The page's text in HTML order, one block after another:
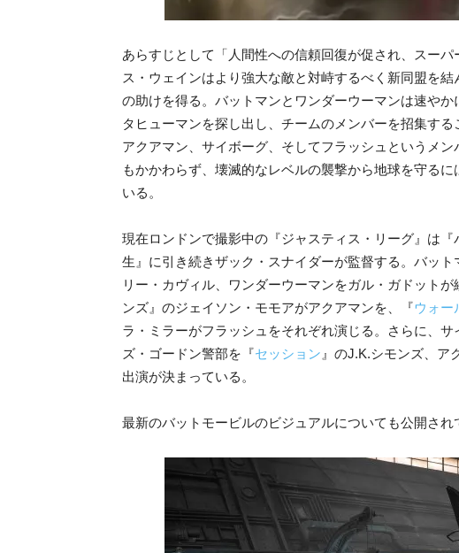
あらすじとして「人間性への信頼回復が促され、スー
ス・ウェインはより強大な敵と対峙するべく新同盟を
の助けを得る。バットマンとワンダーウーマンは速や
タヒューマンを探し出し、チームのメンバーを招集す
アクアマン、サイボーグ、そしてフラッシュというメ
もかかわらず、壊滅的なレベルの襲撃から地球を守る
いる。
現在ロンドンで撮影中の『ジャスティス・リーグ』は
生』に引き続きザック・スナイダーが監督する。バッ
リー・カヴィル、ワンダーウーマンをガル・ガドット
ンズ』のジェイソン・モモアがアクアマンを、『ウォー
ラ・ミラーがフラッシュをそれぞれ演じる。さらに、
ズ・ゴードン警部を『セッション 』のJ.K.シモンズ、ア
出演が決まっている。
最新のバットモービルのビジュアルについても公開され